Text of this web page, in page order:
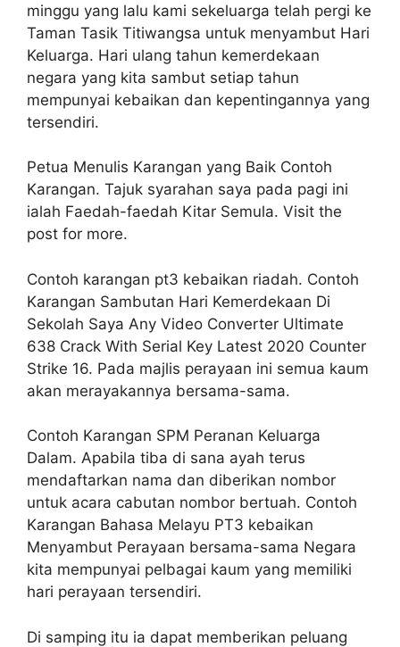
minggu yang lalu kami sekeluarga telah pergi ke
Taman Tasik Titiwangsa untuk menyambut Hari
Keluarga. Hari ulang tahun kemerdekaan
negara yang kita sambut setiap tahun
mempunyai kebaikan dan kepentingannya yang
tersendiri.
Petua Menulis Karangan yang Baik Contoh
Karangan. Tajuk syarahan saya pada pagi ini
ialah Faedah-faedah Kitar Semula. Visit the
post for more.
Contoh karangan pt3 kebaikan riadah. Contoh
Karangan Sambutan Hari Kemerdekaan Di
Sekolah Saya Any Video Converter Ultimate
638 Crack With Serial Key Latest 2020 Counter
Strike 16. Pada majlis perayaan ini semua kaum
akan merayakannya bersama-sama.
Contoh Karangan SPM Peranan Keluarga
Dalam. Apabila tiba di sana ayah terus
mendaftarkan nama dan diberikan nombor
untuk acara cabutan nombor bertuah. Contoh
Karangan Bahasa Melayu PT3 kebaikan
Menyambut Perayaan bersama-sama Negara
kita mempunyai pelbagai kaum yang memiliki
hari perayaan tersendiri.
Di samping itu ia dapat memberikan peluang